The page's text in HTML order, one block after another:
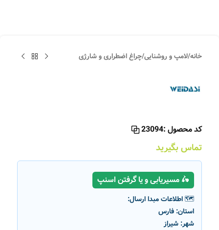
خانه/لامپ و روشنایی/چراغ اضطراری و شارژی
کد محصول :23094
تماس بگیرید
🛵 مسیریابی و یا گرفتن اسنپ
🗺️ اطلاعات مبدا ارسال:
استان: فارس
شهر: شیراز